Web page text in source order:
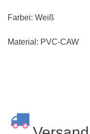
Farbei: Weiß
Material: PVC-CAW